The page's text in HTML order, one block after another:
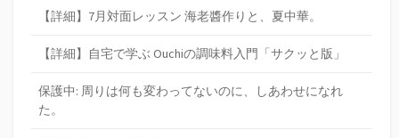
【詳細】7月対面レッスン 海老醬作りと、夏中華。
【詳細】自宅で学ぶ Ouchiの調味料入門「サクッと版」
保護中: 周りは何も変わってないのに、しあわせになれ
た。